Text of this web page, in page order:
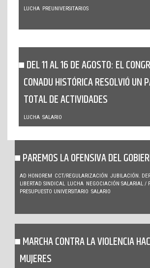
LUCHA PREUNIVERSITARIOS
DEL 11 AL 16 DE AGOSTO: EL
CONADU HISTÓRICA RESOLVIÓ UN
TOTAL DE ACTIVIDADES
LUCHA SALARIO
PAREMOS LA OFENSIVA DEL
AD HONOREM CCT/REGULARIZACIÓN JUBILACIÓN.
LIBERTAD SINDICAL LUCHA NEGOCIACIÓN SALARIAL /
PRESUPUESTO UNIVERSITARIO SALARIO
MARCHA CONTRA LA VIOLENCIA
MUJERES